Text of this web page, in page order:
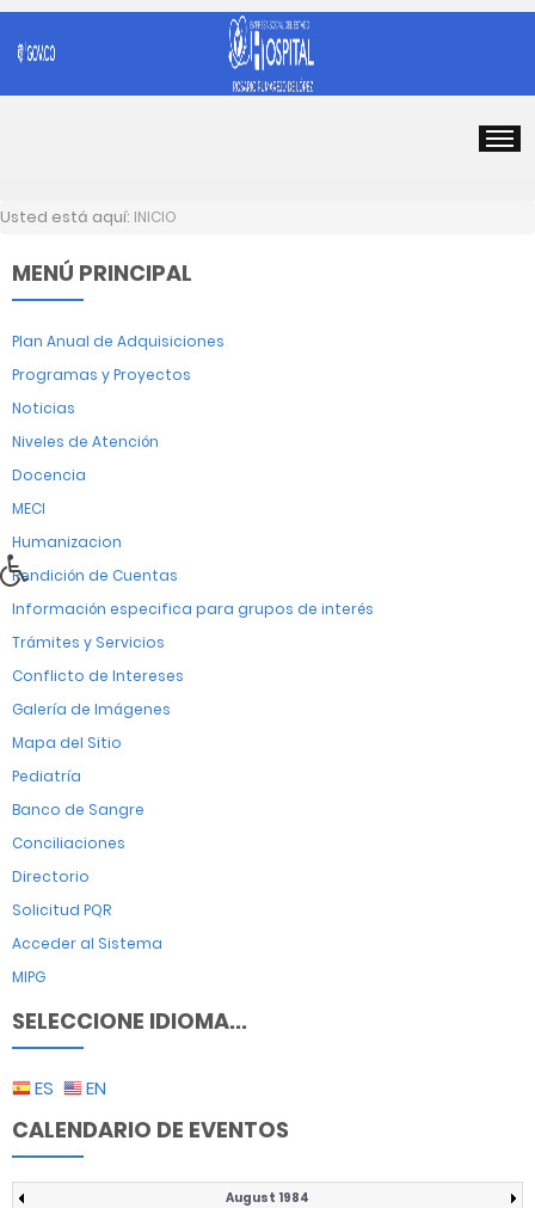
Usted está aquí: INICIO
MENÚ PRINCIPAL
Plan Anual de Adquisiciones
Programas y Proyectos
Noticias
Niveles de Atención
Docencia
MECI
Humanizacion
Rendición de Cuentas
Información especifica para grupos de interés
Trámites y Servicios
Conflicto de Intereses
Galería de Imágenes
Mapa del Sitio
Pediatría
Banco de Sangre
Conciliaciones
Directorio
Solicitud PQR
Acceder al Sistema
MIPG
SELECCIONE IDIOMA...
ES EN
CALENDARIO DE EVENTOS
August 1984